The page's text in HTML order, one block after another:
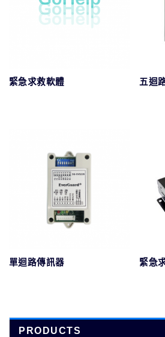
緊急求救軟體 五迴
單迴路傳訊器 緊急
PRODUCTS